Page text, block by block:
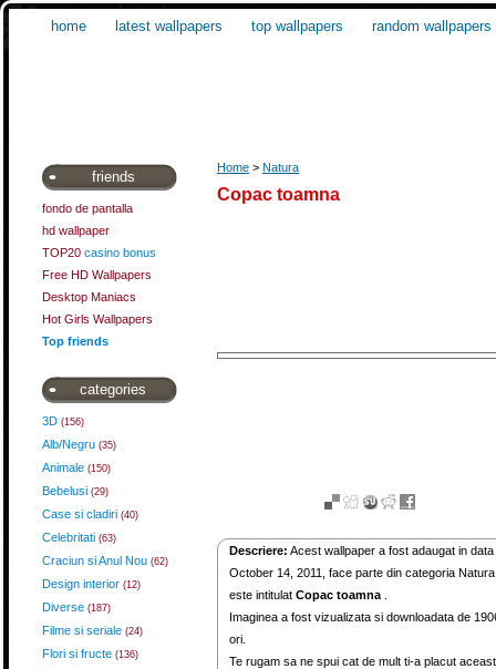
home latest wallpapers top wallpapers random wallpapers
friends
fondo de pantalla
hd wallpaper
TOP20 casino bonus
Free HD Wallpapers
Desktop Maniacs
Hot Girls Wallpapers
Top friends
categories
3D (156)
Alb/Negru (35)
Animale (150)
Bebelusi (29)
Case si cladiri (40)
Celebritati (63)
Craciun si Anul Nou (62)
Design interior (12)
Diverse (187)
Filme si seriale (24)
Flori si fructe (136)
Home > Natura
Copac toamna
Descriere: Acest wallpaper a fost adaugat in data
October 14, 2011, face parte din categoria
este intitulat Copac toamna
Imaginea a fost vizualizata si downloadata de
ori.
Te rugam sa ne spui cat de mult ti-a placut